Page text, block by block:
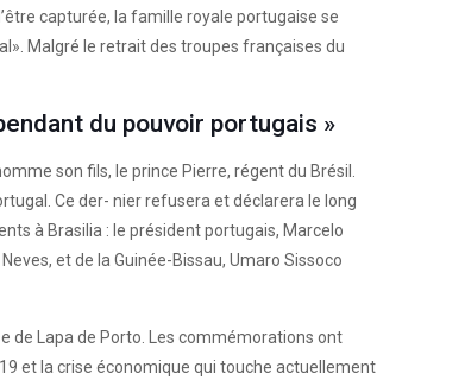
capturée, la famille royale portugaise se
Malgré le retrait des troupes françaises du
du pouvoir portugais »
son fils, le prince Pierre, régent du Brésil.
Ce der- nier refusera et déclarera le long
à Brasilia : le président portugais, Marcelo
et de la Guinée-Bissau, Umaro Sissoco
de Lapa de Porto. Les commémorations ont
et la crise économique qui touche actuellement